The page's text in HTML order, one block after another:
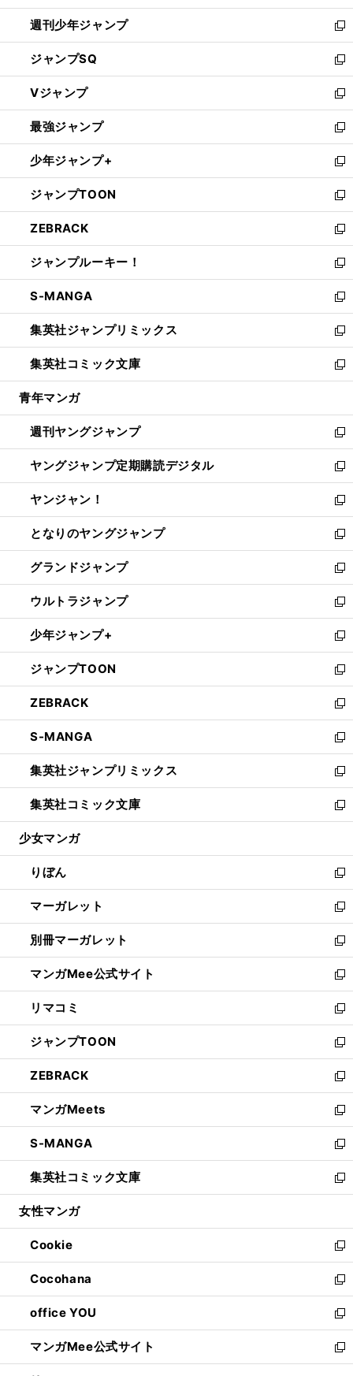
開
く
週刊少年ジャンプ
新
し
い
ウ
ィ
ン
ド
ウ
で
開
く
ジャンプSQ
新
し
い
ウ
ィ
ン
ド
ウ
で
開
く
Vジャンプ
新
し
い
ウ
ィ
ン
ド
ウ
で
開
く
最強ジャンプ
新
し
い
ウ
ィ
ン
ド
ウ
で
開
く
少年ジャンプ+
新
し
い
ウ
ィ
ン
ド
ウ
で
開
く
ジャンプTOON
新
し
い
ウ
ィ
ン
ド
ウ
で
開
く
ZEBRACK
新
し
い
ウ
ィ
ン
ド
ウ
で
開
ジャンプルーキー！
新
し
い
ウ
ィ
ン
ド
ウ
開
く
S-MANGA
新
し
い
ウ
ィ
ン
ウ
で
開
く
集英社ジャンプリミックス
新
し
い
ウ
ン
ド
ウ
で
開
く
集英社コミック文庫
新
し
ウ
ィ
ン
ド
ウ
で
開
く
青年マンガ
週刊ヤングジャンプ
新
し
い
ウ
ィ
ン
ド
ウ
で
開
く
ヤングジャンプ定期購読デジタル
新
し
い
ウ
ィ
ン
ド
ウ
で
開
く
ヤンジャン！
新
し
い
ウ
ィ
ン
ド
ウ
で
開
く
となりのヤングジャンプ
新
し
い
ウ
ィ
ン
ド
ウ
で
開
く
グランドジャンプ
新
し
い
ウ
ィ
ン
ド
ウ
で
開
く
ウルトラジャンプ
新
し
い
ウ
ィ
ン
ド
ウ
で
開
く
少年ジャンプ+
新
し
い
ウ
ィ
ン
ド
ウ
で
開
く
ジャンプTOON
新
し
い
ウ
ィ
ン
ド
ウ
で
開
ZEBRACK
新
し
い
ウ
ィ
ン
ド
ウ
開
く
S-MANGA
新
し
い
ウ
ィ
ン
ウ
で
開
く
集英社ジャンプリミックス
新
し
い
ウ
ン
ド
ウ
で
開
く
集英社コミック文庫
新
し
ウ
ィ
ン
ド
ウ
で
開
く
少女マンガ
りぼん
新
し
い
ウ
ィ
ン
ド
ウ
で
開
く
マーガレット
新
し
い
ウ
ィ
ン
ド
ウ
で
開
く
別冊マーガレット
新
し
い
ウ
ィ
ン
ド
ウ
で
開
く
マンガMee公式サイト
新
し
い
ウ
ィ
ン
ド
ウ
で
開
く
リマコミ
新
し
い
ウ
ィ
ン
ド
ウ
で
開
く
ジャンプTOON
新
し
い
ウ
ィ
ン
ド
ウ
で
開
ZEBRACK
新
し
い
ウ
ィ
ン
ド
ウ
開
く
マンガMeets
新
し
い
ウ
ィ
ン
ウ
で
開
く
S-MANGA
新
し
い
ウ
ン
ド
ウ
で
開
く
集英社コミック文庫
新
し
ウ
ィ
ン
ド
ウ
で
開
く
女性マンガ
Cookie
新
し
い
ウ
ィ
ン
ド
ウ
Cocohana
新
し
い
ウ
ィ
ン
office YOU
新
し
い
ウ
マンガMee公式サイト
新
し